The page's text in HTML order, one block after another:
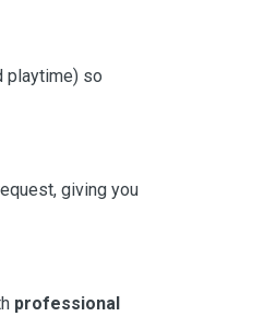
playtime) so
giving you
professional